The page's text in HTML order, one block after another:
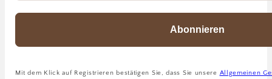
Abonnieren
Mit dem Klick auf Registrieren bestätigen Sie, dass Sie unsere Allgemeinen